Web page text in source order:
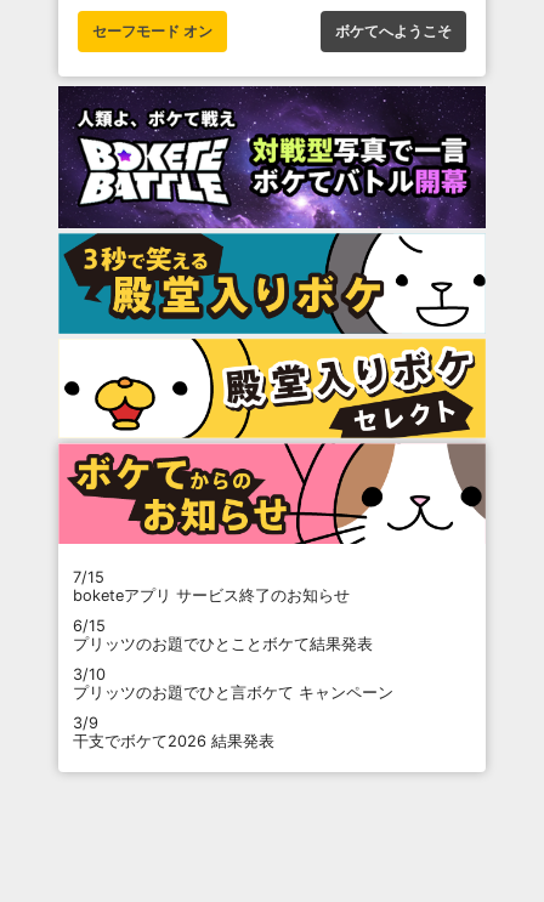
セーフモード オン ボケてへようこそ
7/15
boketeアプリ サービス終了のお知らせ
6/15
プリッツのお題でひとことボケて結果発表
3/10
プリッツのお題でひと言ボケて キャンペーン
3/9
干支でボケて2026 結果発表